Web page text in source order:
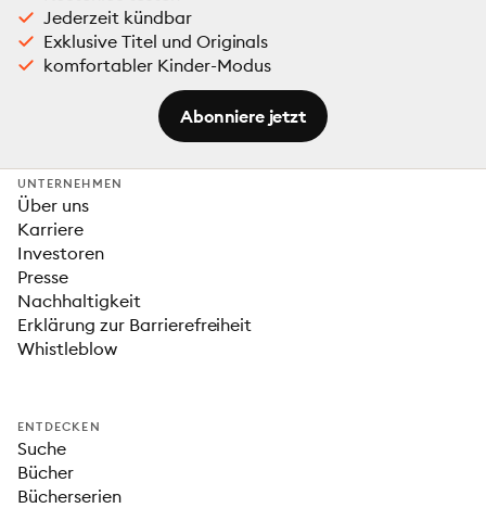
Jederzeit kündbar
Exklusive Titel und Originals
komfortabler Kinder-Modus
Abonniere jetzt
UNTERNEHMEN
Über uns
Karriere
Investoren
Presse
Nachhaltigkeit
Erklärung zur Barrierefreiheit
Whistleblow
ENTDECKEN
Suche
Bücher
Bücherserien